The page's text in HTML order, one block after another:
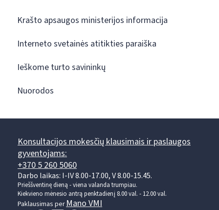
Krašto apsaugos ministerijos informacija
Interneto svetainės atitikties paraiška
Ieškome turto savininkų
Nuorodos
Konsultacijos mokesčių klausimais ir paslaugos
gyventojams:
+370 5 260 5060
Darbo laikas: I-IV 8.00-17.00, V 8.00-15.45.
Prieššventinę dieną - viena valanda trumpiau.
Kiekvieno mėnesio antrą penktadienį 8.00 val. - 12.00 val.
Paklausimas per Mano VMI